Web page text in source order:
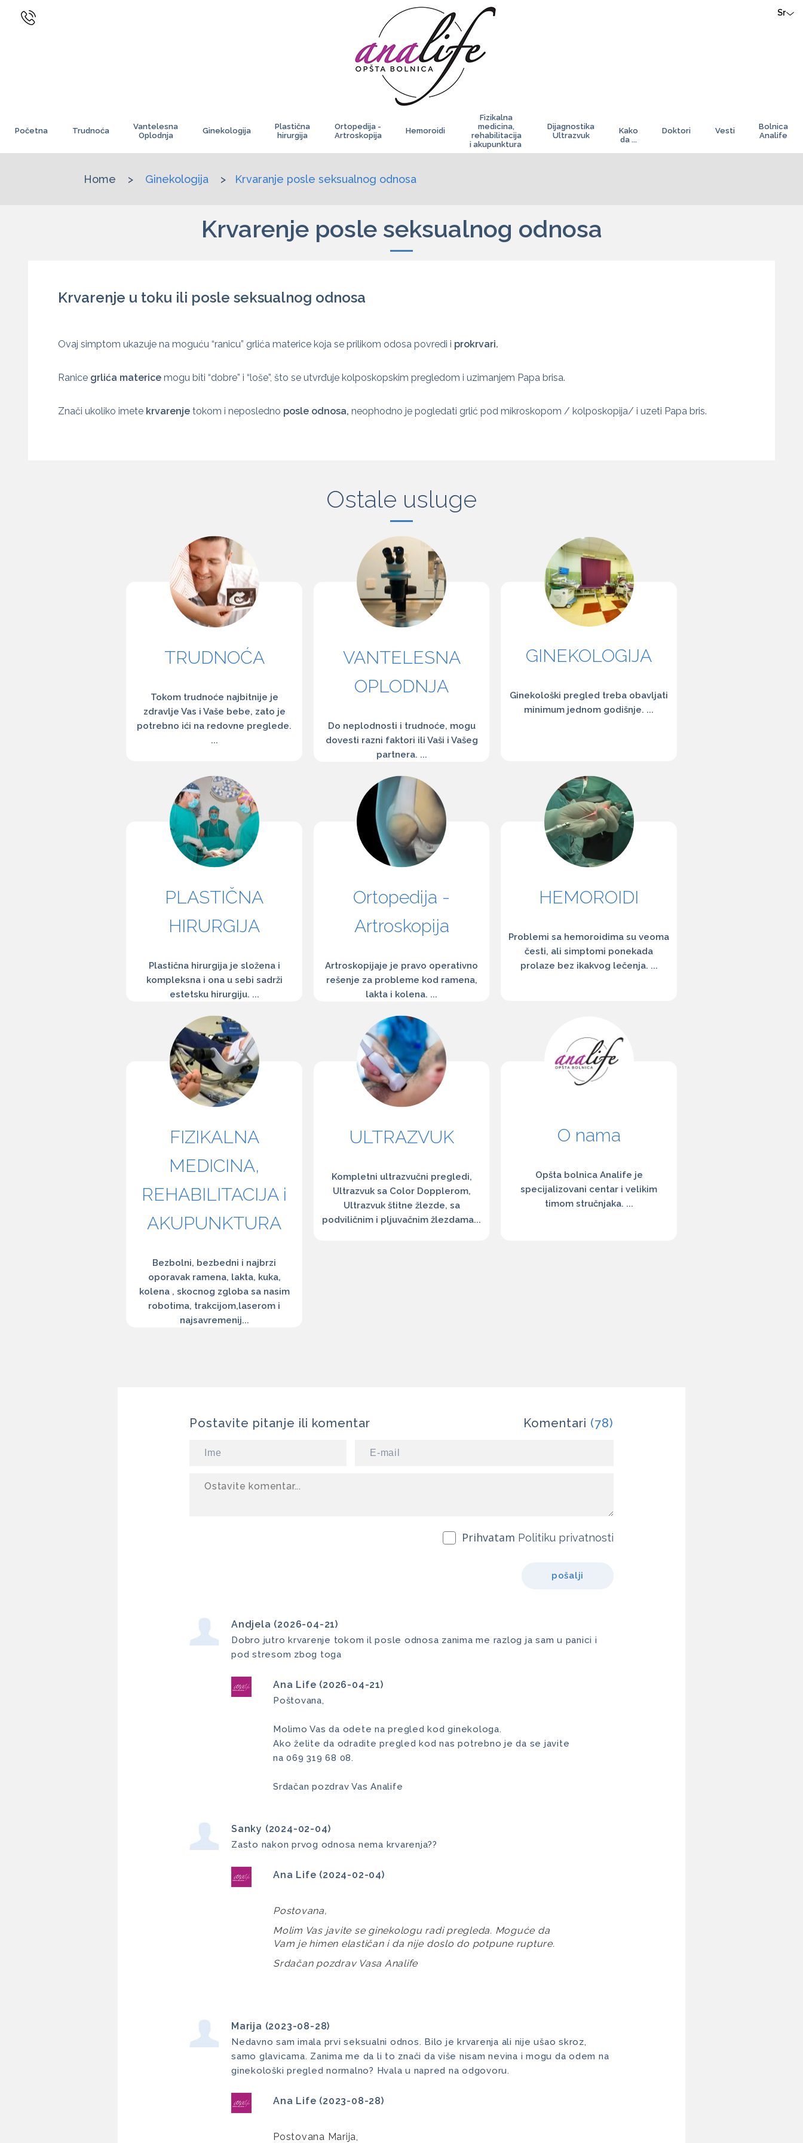
Sr
Početna Trudnoća
Vantelesna
Oplodnja
Ginekologija
Plastična
hirurgija
Ortopedija -
Artroskopija
Hemoroidi
Fizikalna
medicina,
rehabilitacija
i akupunktura
Dijagnostika
Ultrazvuk
Kako
da ...
Doktori Vesti
Bolnica
Analife
Home > Ginekologija > Krvaranje posle seksualnog odnosa
Krvarenje posle seksualnog odnosa
Krvarenje u toku ili posle seksualnog odnosa
Ovaj simptom ukazuje na moguću “ranicu” grlića materice koja se prilikom odosa povredi i prokrvari.
Ranice grlića materice mogu biti “dobre” i “loše”, što se utvrđuje kolposkopskim pregledom i uzimanjem Papa brisa.
Znači ukoliko imete krvarenje tokom i neposledno posle odnosa, neophodno je pogledati grlić pod mikroskopom / kolposkopija/ i uzeti Papa bris.
Ostale usluge
TRUDNOĆA
Tokom trudnoće najbitnije je
zdravlje Vas i Vaše bebe, zato je
potrebno ići na redovne preglede.
...
VANTELESNA
OPLODNJA
Do neplodnosti i trudnoće, mogu
dovesti razni faktori ili Vaši i Vašeg
partnera. ...
GINEKOLOGIJA
Ginekološki pregled treba obavljati
minimum jednom godišnje. ...
PLASTIČNA
HIRURGIJA
Plastična hirurgija je složena i
kompleksna i ona u sebi sadrži
estetsku hirurgiju. ...
Ortopedija -
Artroskopija
Artroskopijaje je pravo operativno
rešenje za probleme kod ramena,
lakta i kolena. ...
HEMOROIDI
Problemi sa hemoroidima su veoma
česti, ali simptomi ponekada
prolaze bez ikakvog lečenja. ...
FIZIKALNA
MEDICINA,
REHABILITACIJA i
AKUPUNKTURA
Bezbolni, bezbedni i najbrzi
oporavak ramena, lakta, kuka,
kolena , skocnog zgloba sa nasim
robotima, trakcijom,laserom i
najsavremenij...
ULTRAZVUK
Kompletni ultrazvučni pregledi,
Ultrazvuk sa Color Dopplerom,
Ultrazvuk štitne žlezde, sa
podviličnim i pljuvačnim žlezdama...
O nama
Opšta bolnica Analife je
specijalizovani centar i velikim
timom stručnjaka. ...
Postavite pitanje ili komentar Komentari (78)
Prihvatam Politiku privatnosti
pošalji
Andjela (2026-04-21)
Dobro jutro krvarenje tokom il posle odnosa zanima me razlog ja sam u panici i
pod stresom zbog toga
Ana Life (2026-04-21)
Poštovana,
Molimo Vas da odete na pregled kod ginekologa.
Ako želite da odradite pregled kod nas potrebno je da se javite
na 069 319 68 08.
Srdačan pozdrav Vas Analife
Sanky (2024-02-04)
Zasto nakon prvog odnosa nema krvarenja??
Ana Life (2024-02-04)
Postovana,
Molim Vas javite se ginekologu radi pregleda. Moguće da
Vam je himen elastičan i da nije doslo do potpune rupture.
Srdačan pozdrav Vasa Analife
Marija (2023-08-28)
Nedavno sam imala prvi seksualni odnos. Bilo je krvarenja ali nije ušao skroz,
samo glavicama. Zanima me da li to znači da više nisam nevina i mogu da odem na
ginekološki pregled normalno? Hvala u napred na odgovoru.
Ana Life (2023-08-28)
Postovana Marija,